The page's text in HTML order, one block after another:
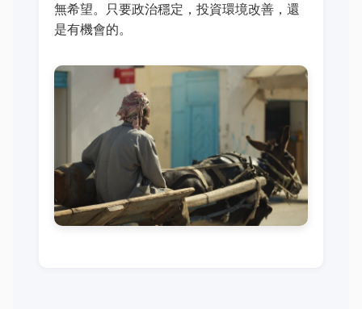
無希望。只要政治穩定，投資環境改善，還
是有機會的。